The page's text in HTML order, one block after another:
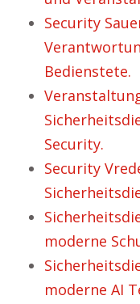
Security
Bedienstete.
Security.
Security
moderne
moderne AI